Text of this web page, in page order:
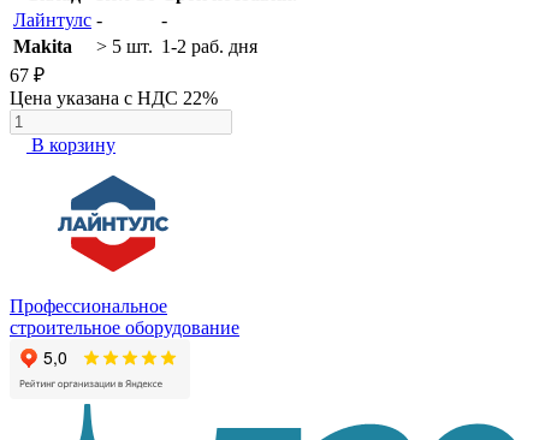
Лайнтулс -
-
Makita
> 5 шт. 1-2 раб. дня
67 ₽
Цена указана с НДС 22%
В корзину
Профессиональное
строительное оборудование